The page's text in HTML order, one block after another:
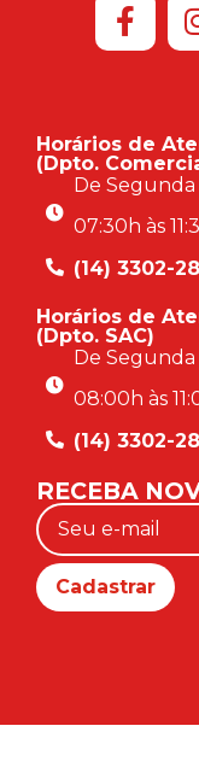
Horários de
(Dpto.
De Segunda
07:30h às
(14) 3302-
Horários de
(Dpto. SAC)
De Segunda
08:00h às
(14) 3302-
RECEBA